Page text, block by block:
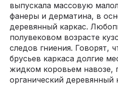
выпускала массовую
фанеры и дерматина, в
деревянный каркас.
полувековом возрасте
следов гниения. Говорят,
брусьев каркаса долгие
жидком коровьем навозе,
органический деревянный